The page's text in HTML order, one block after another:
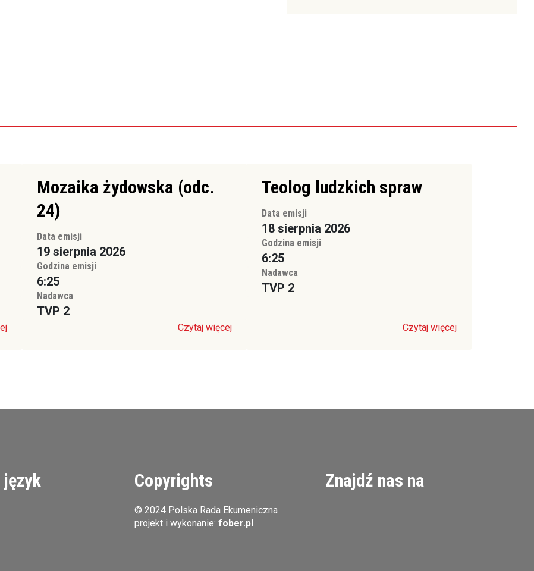
Mozaika żydowska (odc.
24)
Data emisji
19 sierpnia 2026
Godzina emisji
6:25
Nadawca
TVP 2
Czytaj więcej
Teolog ludzkich spraw
Data emisji
18 sierpnia 2026
Godzina emisji
6:25
Nadawca
TVP 2
Czytaj więcej
język Copyrights
© 2024 Polska Rada Ekumeniczna
projekt i wykonanie: fober.pl
Znajdź nas na